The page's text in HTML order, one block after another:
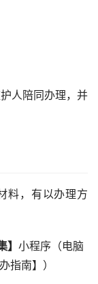
人陪同办理，并
料，有以办理方
】 小程序（电脑
指南】）